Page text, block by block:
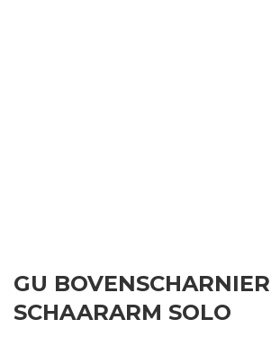
Login
GU BOVENSCHARNIER
SCHAARARM SOLO